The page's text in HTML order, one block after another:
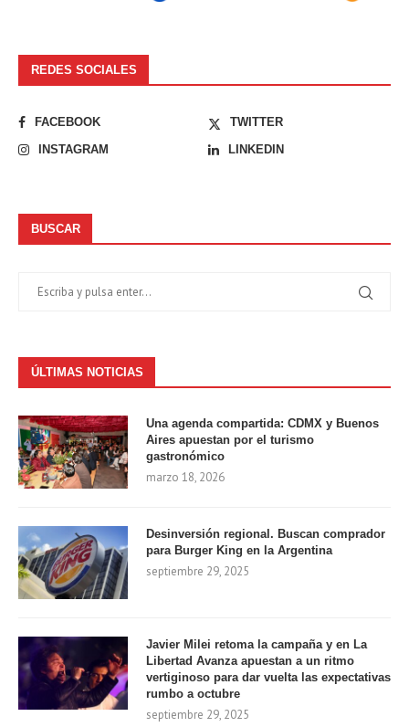
REDES SOCIALES
FACEBOOK
TWITTER
INSTAGRAM
LINKEDIN
BUSCAR
ÚLTIMAS NOTICIAS
Una agenda compartida: CDMX y Buenos
Aires apuestan por el turismo
gastronómico
marzo 18, 2026
Desinversión regional. Buscan comprador
para Burger King en la Argentina
septiembre 29, 2025
Javier Milei retoma la campaña y en La
Libertad Avanza apuestan a un ritmo
vertiginoso para dar vuelta las expectativas
rumbo a octubre
septiembre 29, 2025